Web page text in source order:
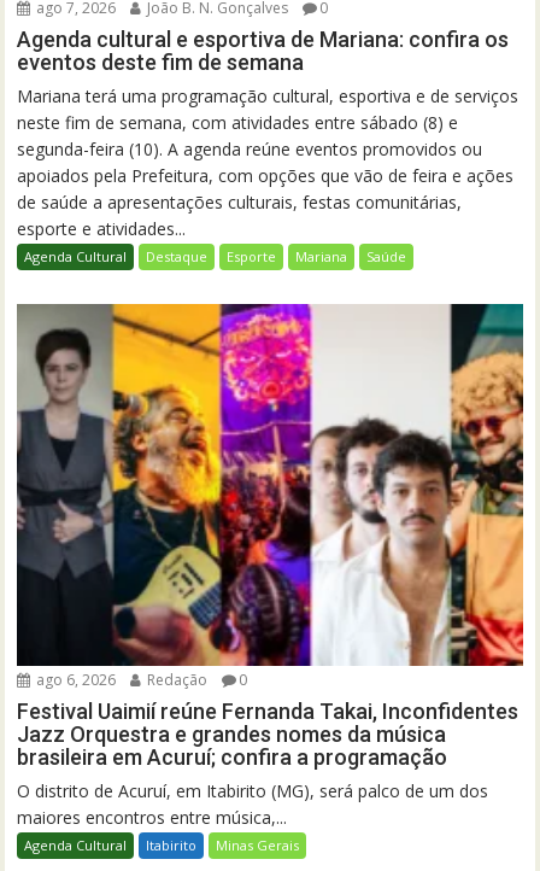
ago 7, 2026 João B. N. Gonçalves 0
Agenda cultural e esportiva de Mariana: confira os
eventos deste fim de semana
Mariana terá uma programação cultural, esportiva e de serviços
neste fim de semana, com atividades entre sábado (8) e
segunda-feira (10). A agenda reúne eventos promovidos ou
apoiados pela Prefeitura, com opções que vão de feira e ações
de saúde a apresentações culturais, festas comunitárias,
esporte e atividades...
Agenda Cultural Destaque Esporte Mariana Saúde
ago 6, 2026 Redação 0
Festival Uaimií reúne Fernanda Takai, Inconfidentes
Jazz Orquestra e grandes nomes da música
brasileira em Acuruí; confira a programação
O distrito de Acuruí, em Itabirito (MG), será palco de um dos
maiores encontros entre música,...
Agenda Cultural Itabirito Minas Gerais